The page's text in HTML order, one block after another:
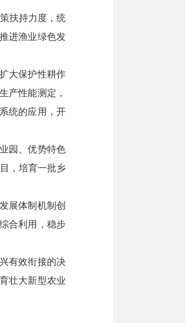
扶持力度，统
进渔业绿色发
大保护性耕作
产性能测定，
统的应用，开
园、优势特色
，培育一批乡
展体制机制创
合利用，稳步
有效衔接的决
壮大新型农业